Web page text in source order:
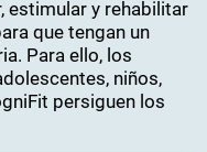
estimular y rehabilitar
que tengan un
Para ello, los
niños,
persiguen los